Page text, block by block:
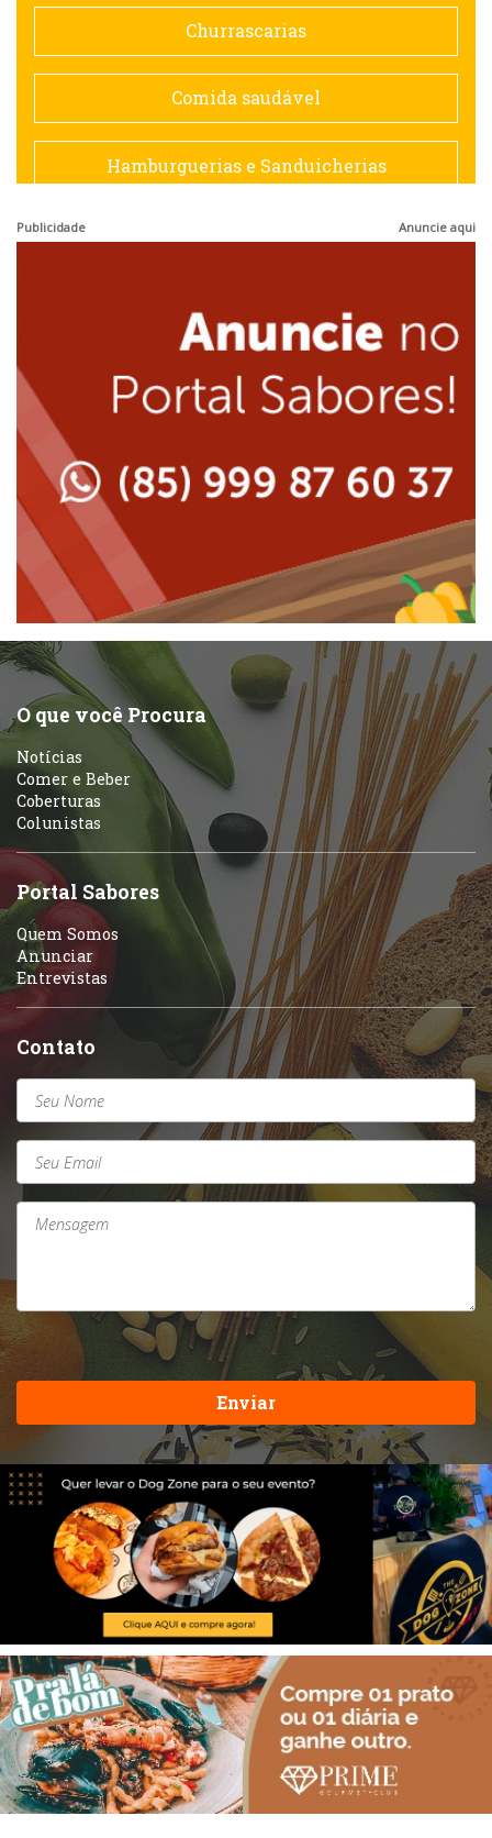
Doceria
Espanhola
Francesa
Japonesa e Oriental
Lanchonetes
Massas
Peixes e Frutos do Mar
Pizzarias
Portuguesa
Self-service
Sobremesas e sorvetes
Churrascarias
Comida saudável
Hamburguerias e Sanduicherias
Peixes e Frutos do Mar
Pizzarias
Portuguesa
Sobremesas e sorvetes
Variados
Publicidade Anuncie aqui
O que você Procura
Notícias
Comer e Beber
Coberturas
Colunistas
Portal Sabores
Quem Somos
Anunciar
Entrevistas
Contato
Enviar